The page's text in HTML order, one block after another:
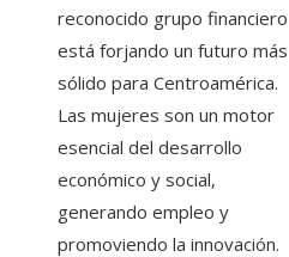
reconocido grupo financiero
está forjando un futuro más
sólido para Centroamérica.
Las mujeres son un motor
esencial del desarrollo
económico y social,
generando empleo y
promoviendo la innovación.